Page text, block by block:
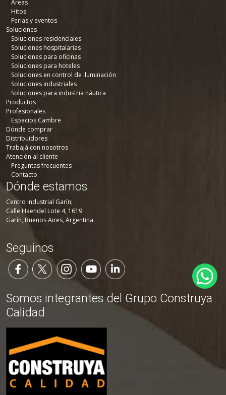
Áreas
Hitos
Ferias y eventos
Soluciones
Soluciones residenciales
Soluciones hospitalarias
Soluciones para oficinas
Soluciones para hoteles
Soluciones en control de iluminación
Soluciones industriales
Soluciones para industria náutica
Productos
Profesionales
Espacios Cambre
Dónde comprar
Distribuidores
Trabajá con nosotros
Atención al cliente
Preguntas frecuentes
Contacto
Dónde estamos
Centro Industrial Garín;
Calle Haendel Lote 4, 1619
Garín, Buenos Aires, Argentina.
Seguinos
Somos integrantes del Grupo Construya
Calidad